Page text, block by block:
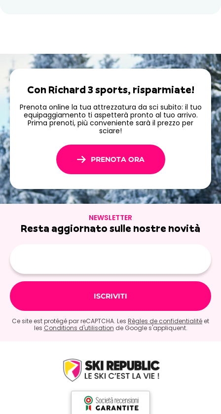
Durante i mesi estivi, Richard 3 Sports offreil noleggio di
mountain bike e di ogni tipo di bicicletta
d'Huez. Che vogliate godervi una pedalata rilassante o
affrontare percorsi più impegnativi, la nostra
attrezzatura di alta gammaè ideale per esplorare i
magnifici paesaggi e i sentieri del massiccio delle
Grandes Rousses.
Con Richard 3 sports, risparmiate!
Prenota online la tua attrezzatura da sci subito: il tuo
equipaggiamento ti aspetterà pronto al tuo arrivo.
Prima prenoti, più conveniente sarà il prezzo per
sciare!
PRENOTA ORA
NEWSLETTER
Resta aggiornato sulle nostre novità
Ce site est protégé par reCAPTCHA. Les Règles de confidentialité et
les Conditions d'utilisation de Google s'appliquent.